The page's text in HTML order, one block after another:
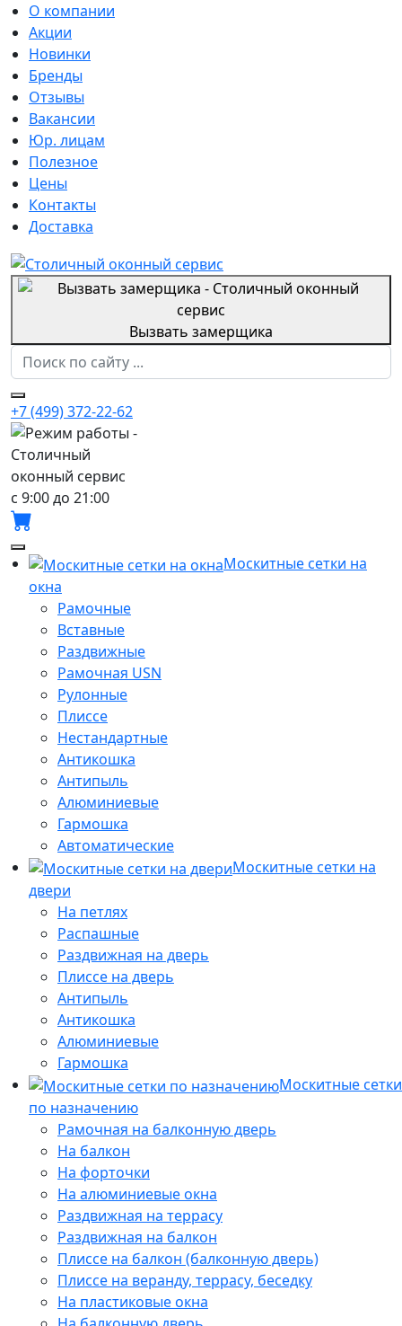
О компании
Акции
Новинки
Бренды
Отзывы
Вакансии
Юр. лицам
Полезное
Цены
Контакты
Доставка
Вызвать замерщика
+7 (499) 372-22-62
с 9:00 до 21:00
Москитные сетки на
окна
Рамочные
Вставные
Раздвижные
Рамочная USN
Рулонные
Плиссе
Нестандартные
Антикошка
Антипыль
Алюминиевые
Гармошка
Автоматические
Москитные сетки на
двери
На петлях
Распашные
Раздвижная на дверь
Плиссе на дверь
Антипыль
Антикошка
Алюминиевые
Гармошка
Москитные сетки
по назначению
Рамочная на балконную дверь
На балкон
На форточки
На алюминиевые окна
Раздвижная на террасу
Раздвижная на балкон
Плиссе на балкон (балконную дверь)
Плиссе на веранду, террасу, беседку
На пластиковые окна